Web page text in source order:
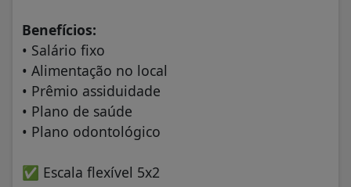
Benefícios:
• Salário fixo
• Alimentação no local
• Prêmio assiduidade
• Plano de saúde
• Plano odontológico
✅ Escala flexível 5x2